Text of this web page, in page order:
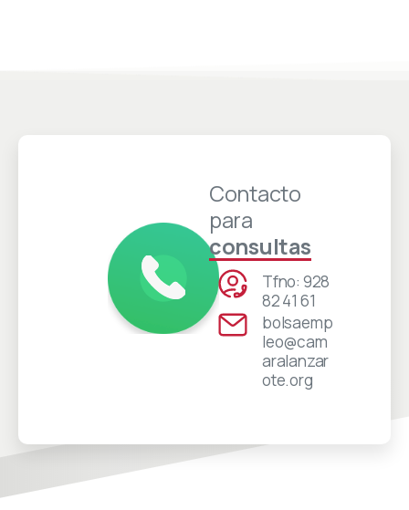
Contacto
para
consultas
Tfno: 928
82 41 61
bolsaemp
leo@cam
aralanzar
ote.org